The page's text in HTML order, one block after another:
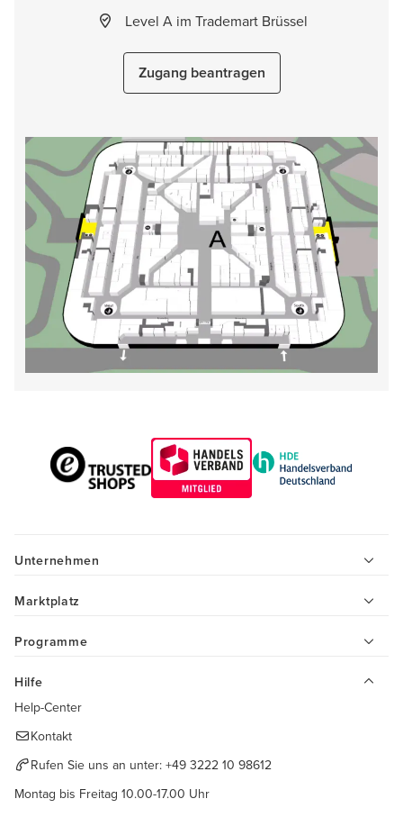
Level A im Trademart Brüssel
Zugang beantragen
Unternehmen
Marktplatz
Programme
Hilfe
Help-Center
Kontakt
Rufen Sie uns an unter: +49 3222 10 98612
Montag bis Freitag 10.00-17.00 Uhr